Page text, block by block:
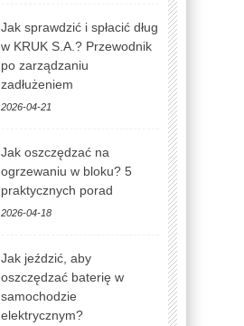
Jak sprawdzić i spłacić dług
w KRUK S.A.? Przewodnik
po zarządzaniu
zadłużeniem
2026-04-21
Jak oszczędzać na
ogrzewaniu w bloku? 5
praktycznych porad
2026-04-18
Jak jeździć, aby
oszczędzać baterię w
samochodzie
elektrycznym?